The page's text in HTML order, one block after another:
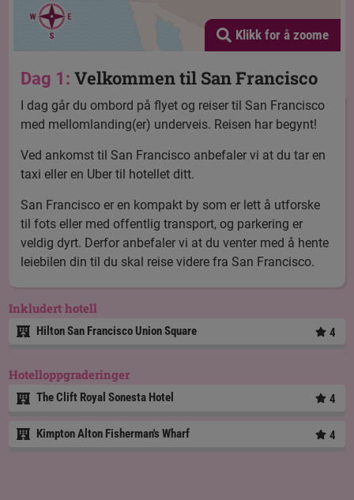
Klikk for å zoome
Dag 1:Velkommen til San Francisco
I dag går du ombord på flyet og reiser til San Francisco
med mellomlanding(er) underveis. Reisen har begynt!
Ved ankomst til San Francisco anbefaler vi at du tar en
taxi eller en Uber til hotellet ditt.
San Francisco er en kompakt by som er lett å utforske
til fots eller med offentlig transport, og parkering er
veldig dyrt. Derfor anbefaler vi at du venter med å hente
leiebilen din til du skal reise videre fra San Francisco.
Inkludert hotell
Hilton San Francisco Union Square 4
Hotelloppgraderinger
The Clift Royal Sonesta Hotel 4
Kimpton Alton Fisherman's Wharf 4